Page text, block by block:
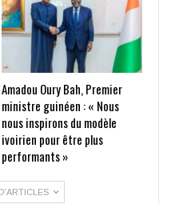
Amadou Oury Bah, Premier
ministre guinéen : « Nous
nous inspirons du modèle
ivoirien pour être plus
performants »